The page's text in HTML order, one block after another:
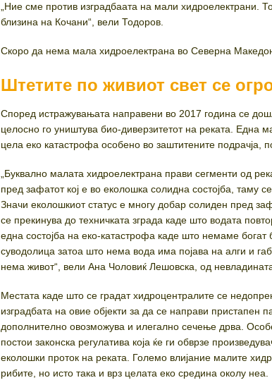
„Ние сме против изградбаата на мали хидроелектрани.
близина на Кочани“, вели Тодоров.
Скоро да нема мала хидроелектрана во Северна
Штетите по живиот свет се
Според истражувањата направени во 2017 година се
целосно го уништува био-диверзитетот на реката. Една
цела еко катастрофа особено во заштитените подрачја,
„Буквално малата хидроелектрана прави сегменти од
пред зафатот кој е во еколошка солидна состојба, таму
Значи еколошкиот статус е многу добар солиден пред
се прекинува до техничката зграда каде што водата
една состојба на еко-катастрофа каде што немаме богат
суводолица затоа што нема вода има појава на алги и
нема живот“, вели Ана Чоловиќ Лешовска, од
Местата каде што се градат хидроцентралите се
изградбата на овие објекти за да се направи пристапен
дополнително овозможува и илегално сечење дрва.
постои законска регулатива која ќе ги обврзе
еколошки проток на реката. Големо влијание малите
рибите, но исто така и врз целата еко средина околу неа.